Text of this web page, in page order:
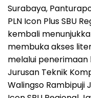
Surabaya,
PLN Icon Plus SBU
kembali
membuka akses
melalui penerimaan
Jurusan Teknik
Walingso Rambipuji